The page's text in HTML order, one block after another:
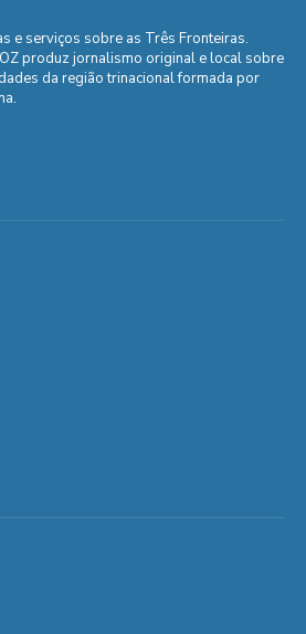
e serviços sobre as Três Fronteiras.
produz jornalismo original e local sobre
da região trinacional formada por